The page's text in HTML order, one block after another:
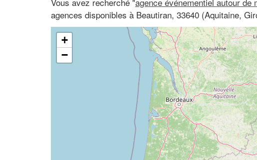
agences disponibles à Beautiran, 33640 (Aquitaine,
+
−